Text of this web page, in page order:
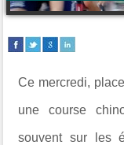
Ce mercredi,
une course
souvent sur les